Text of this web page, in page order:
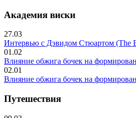
Академия виски
27.03
Интервью с Дэвидом Стюартом (The
01.02
Влияние обжига бочек на
02.01
Влияние обжига бочек на
Путешествия